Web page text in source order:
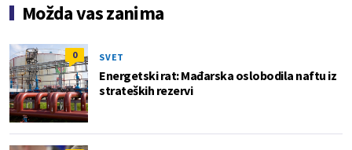
Možda vas zanima
0 SVET
Energetski rat: Mađarska oslobodila naftu iz
strateških rezervi